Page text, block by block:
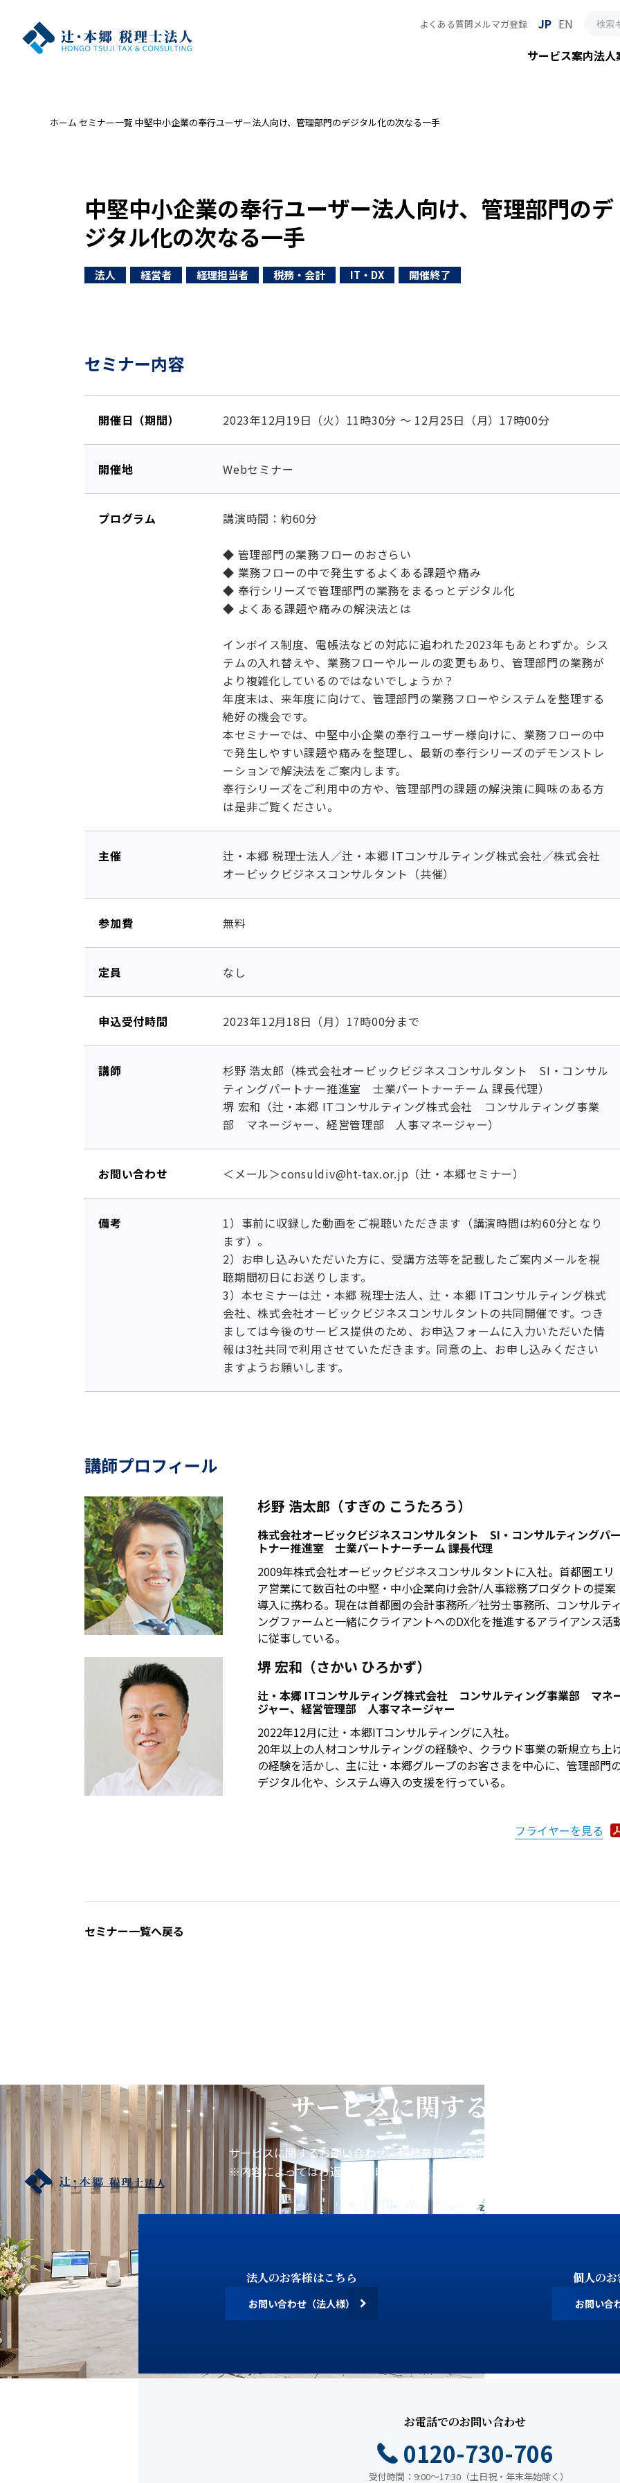
よくある質問 メルマガ登録 JP EN
サービス案内法人
ホーム セミナー一覧 中堅中小企業の奉行ユーザー法人向け、管理部門のデジタル化の次なる一手
中堅中小企業の奉行ユーザー法人向け、管理部門のデ
ジタル化の次なる一手
法人 経営者 経理担当者 税務・会計 IT・DX 開催終了
セミナー内容
開催日（期間） 2023年12月19日（火）11時30分 ～ 12月25日（月）17時00分
開催地 Webセミナー
プログラム 講演時間：約60分
◆ 管理部門の業務フローのおさらい
◆ 業務フローの中で発生するよくある課題や痛み
◆ 奉行シリーズで管理部門の業務をまるっとデジタル化
◆ よくある課題や痛みの解決法とは
インボイス制度、電帳法などの対応に追われた2023年もあとわずか。シス
テムの入れ替えや、業務フローやルールの変更もあり、管理部門の業務が
より複雑化しているのではないでしょうか？
年度末は、来年度に向けて、管理部門の業務フローやシステムを整理する
絶好の機会です。
本セミナーでは、中堅中小企業の奉行ユーザー様向けに、業務フローの中
で発生しやすい課題や痛みを整理し、最新の奉行シリーズのデモンストレ
ーションで解決法をご案内します。
奉行シリーズをご利用中の方や、管理部門の課題の解決策に興味のある方
は是非ご覧ください。
主催
辻・本郷 税理士法人／辻・本郷 ITコンサルティング株式会社／株式会社
オービックビジネスコンサルタント（共催）
参加費 無料
定員 なし
申込受付時間 2023年12月18日（月）17時00分まで
講師
杉野 浩太郎（株式会社オービックビジネスコンサルタント SI・コンサル
ティングパートナー推進室 士業パートナーチーム 課長代理）
堺 宏和（辻・本郷 ITコンサルティング株式会社 コンサルティング事業
部 マネージャー、経営管理部 人事マネージャー）
お問い合わせ ＜メール＞consuldiv@ht-tax.or.jp（辻・本郷セミナー）
備考
1）事前に収録した動画をご視聴いただきます（講演時間は約60分となり
ます）。
2）お申し込みいただいた方に、受講方法等を記載したご案内メールを視
聴期間初日にお送りします。
3）本セミナーは辻・本郷 税理士法人、辻・本郷 ITコンサルティング株式
会社、株式会社オービックビジネスコンサルタントの共同開催です。つき
ましては今後のサービス提供のため、お申込フォームに入力いただいた情
報は3社共同で利用させていただきます。同意の上、お申し込みください
ますようお願いします。
講師プロフィール
杉野 浩太郎（すぎの こうたろう）
株式会社オービックビジネスコンサルタント SI・コンサルティングパー
トナー推進室 士業パートナーチーム 課長代理
2009年株式会社オービックビジネスコンサルタントに入社。首都圏エリ
ア営業にて数百社の中堅・中小企業向け会計/人事総務プロダクトの提案
導入に携わる。現在は首都圏の会計事務所／社労士事務所、コンサルティ
ングファームと一緒にクライアントへのDX化を推進するアライアンス活
に従事している。
堺 宏和（さかい ひろかず）
辻・本郷 ITコンサルティング株式会社 コンサルティング事業部 マネ
ジャー、経営管理部 人事マネージャー
2022年12月に辻・本郷ITコンサルティングに入社。
20年以上の人材コンサルティングの経験や、クラウド事業の新規立ち上
の経験を活かし、主に辻・本郷グループのお客さまを中心に、管理部門
デジタル化や、システム導入の支援を行っている。
フライヤーを見る
セミナー一覧へ戻る
サービスに関するお問い合わ
サービスに関するお問い合わせ、税務業務のご依頼などをお受けしております
※内容によってはお返事にお時間をいただく場合がございます。あらかじめご
法人のお客様はこちら
お問い合わせ（法人様）
個人の
お問い合
お電話でのお問い合わせ
0120-730-706
受付時間：9:00～17:30（土日祝・年末年始除く）